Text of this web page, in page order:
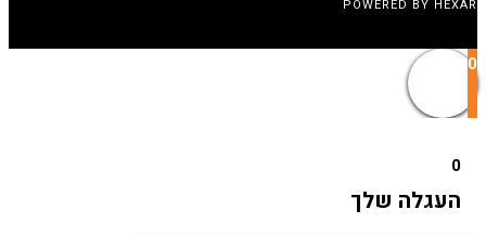
POWERED BY HEXAR
0
0
העגלה שלך